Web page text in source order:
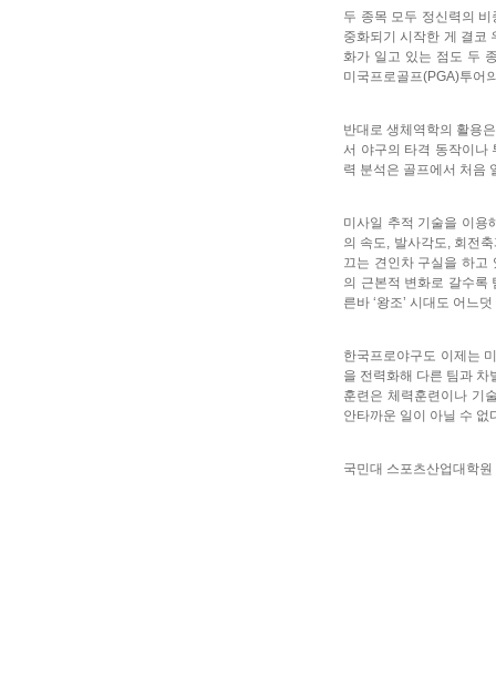
두 종목 모두 정신력의
중화되기 시작한 게 결코
화가 일고 있는 점도 두
미국프로골프(PGA)투어
반대로 생체역학의 활용
서 야구의 타격 동작이나
력 분석은 골프에서 처음
미사일 추적 기술을 이용
의 속도, 발사각도, 회전
끄는 견인차 구실을 하고
의 근본적 변화로 갈수록
른바 ‘왕조’ 시대도 어느
한국프로야구도 이제는
을 전력화해 다른 팀과
훈련은 체력훈련이나 기
안타까운 일이 아닐 수 없
국민대 스포츠산업대학